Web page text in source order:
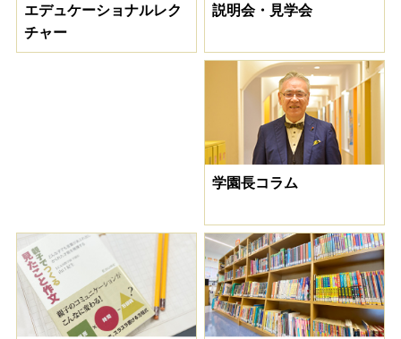
エデュケーショナルレク
チャー
説明会・見学会
学園長コラム